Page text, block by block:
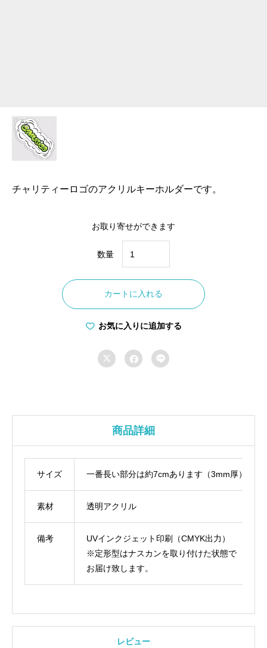
チャリティーロゴのアクリルキーホルダーです。
お取り寄せができます
数量
ク
リ
ル
キ
ホ
B
個
カートに入れる
お気に入りに追加する
  
商品詳細
サイズ 一番長い部分は約7cmあります（3mm厚）
素材 透明アクリル
備考
UVインクジェット印刷（CMYK出力）
※定形型はナスカンを取り付けた状態で
お届け致します。
レビュー